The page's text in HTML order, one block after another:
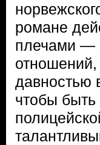
романе
плечами —
отношений,
давностью
чтобы